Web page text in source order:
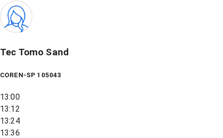
Tec Tomo Sand
COREN-SP 105043
13:00
13:12
13:24
13:36